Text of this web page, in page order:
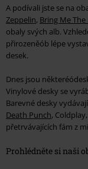
A podívali jste se na
Zeppelin, Bring Me
obaly svých alb.
přirozeněób lépe
desek.
Dnes jsou
Vinylové desky se
Barevné desky
Death Punch, Coldplay,
přetrvávajících fám z
Prohlédněte si naši